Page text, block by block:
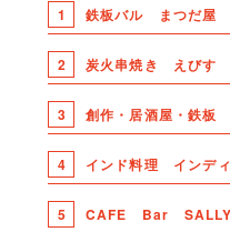
1 鉄板バル まつだ屋
2 炭火串焼き えびす
3 創作・居酒屋・鉄板
4 インド料理 インデ
5 CAFE Bar SALLY